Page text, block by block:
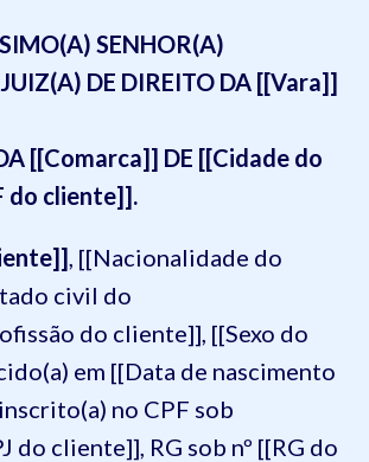
SENHOR(A)
DE DIREITO DA [[Vara]]
[[Comarca]] DE [[Cidade do
do cliente]].
, [[Nacionalidade do
civil do
do cliente]], [[Sexo do
em [[Data de nascimento
no CPF sob
do cliente]], RG sob nº [[RG do